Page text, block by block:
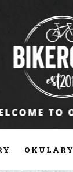
OKULARY